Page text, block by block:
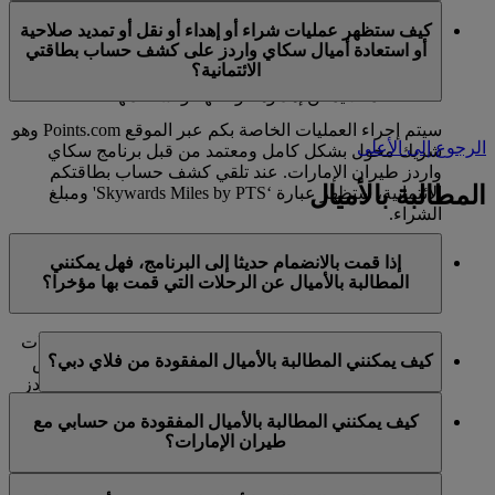
يستخدمون حسابا شخصيا في برنامج سكاي واردز لطيران
الإمارات ولا تنطبق على حسابات برنامج العائلة. وهذا يعني أنه
لا يمكن شراء أميال سكاي واردز إضافية لحسابات برنامج
العائلة، كما لا يمكن إهداؤها أو نقلها أو استعادتها.
كيف ستظهر عمليات شراء أو إهداء أو نقل أو تمديد صلاحية
أو استعادة أميال سكاي واردز على كشف حساب بطاقتي
الائتمانية؟
سيتم إجراء العمليات الخاصة بكم عبر الموقع Points.com وهو
شريك مخول بشكل كامل ومعتمد من قبل برنامج سكاي
واردز طيران الإمارات. عند تلقي كشف حساب بطاقتكم
الائتمانية، ستظهر عبارة ‘Skywards Miles by PTS' ومبلغ
الشراء.
يرجى زيارة هذهالصفحة للحصول على المزيد من المعلومات.
الرجوع إلى الأعلى
المطالبة بالأميال
إذا قمت بالانضمام حديثا إلى البرنامج، فهل يمكنني
المطالبة بالأميال عن الرحلات التي قمت بها مؤخرا؟
نعم، يمكن للأعضاء الجدد المطالبة بالأميال بالنسبة للرحلات
التي تم القيام بها مع طيران الإمارات وفلاي دبي وكوانتاس
قبل ما يصل إلى شهرين من تاريخ التسجيل في سكاي واردز
ومع ذلك، فإن أي معاملات أخرى، مثل الرحلات مع الخطوط
كيف يمكنني المطالبة بالأميال المفقودة من فلاي دبي؟
تسجيل الدخول وإرسال مطالبة عبر الإنترنت على الموقع
كيف يمكنني المطالبة بالأميال المفقودة من حسابي مع
طيران الإمارات؟